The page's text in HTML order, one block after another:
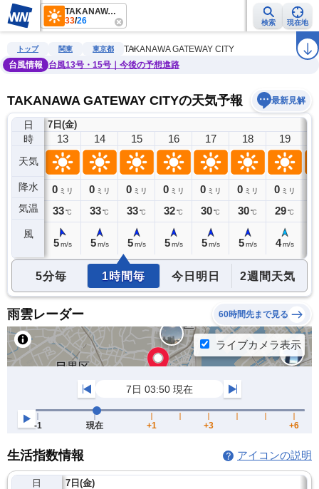
TAKANAWA GATEWAY CITY
33/26 検索 現在地
雨雲レーダー 台風情報 地震情報 警報・注意報 ラ
トップ 関東 東京都
TAKANAWA GATEWAY CITY
台風情報
台風13号・15号｜今後の予想進路
TAKANAWA GATEWAY CITYの天気予報 最新見解
日
時
天気
降水
気温
風
7日(金)
12
0ミリ
33℃
13
0 ミリ
33℃
5 m/s
14
0 ミリ
33℃
5 m/s
15
0 ミリ
33℃
5 m/s
16
0 ミリ
32℃
5 m/s
17
0 ミリ
30℃
5 m/s
18
0 ミリ
30℃
5 m/s
19
0 ミリ
29℃
4 m/s
5分毎 1時間毎 今日明日 2週間天気
雨雲レーダー 60時間先まで見る
生活指数情報 アイコンの説明
日
7日(金)